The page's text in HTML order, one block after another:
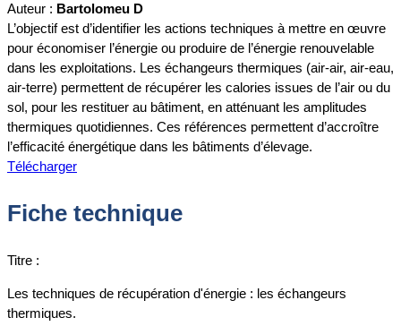
Auteur : Bartolomeu D
L’objectif est d’identifier les actions techniques à mettre en œuvre
pour économiser l’énergie ou produire de l’énergie renouvelable
dans les exploitations. Les échangeurs thermiques (air-air, air-eau,
air-terre) permettent de récupérer les calories issues de l’air ou du
sol, pour les restituer au bâtiment, en atténuant les amplitudes
thermiques quotidiennes. Ces références permettent d’accroître
l’efficacité énergétique dans les bâtiments d’élevage.
Télécharger
Fiche technique
Titre :
Les techniques de récupération d'énergie : les échangeurs
thermiques.